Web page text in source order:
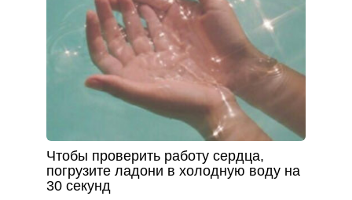
Чтобы проверить работу сердца,
погрузите ладони в холодную воду на
30 секунд